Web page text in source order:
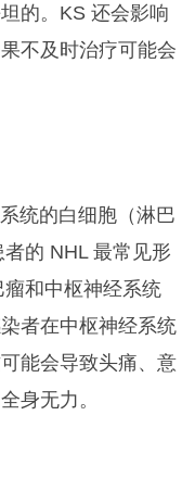
的。KS 还会影响
不及时治疗可能会
统的白细胞（淋巴
的 NHL 最常见形
和中枢神经系统
者在中枢神经系统
能会导致头痛、意
身无力。